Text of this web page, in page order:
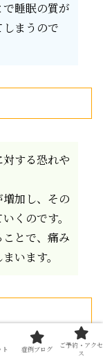
睡眠の質が
まうので
する恐れや
加し、その
くのです。
とで、痛み
います。
症例ブログ
ご予約・アクセ
ス